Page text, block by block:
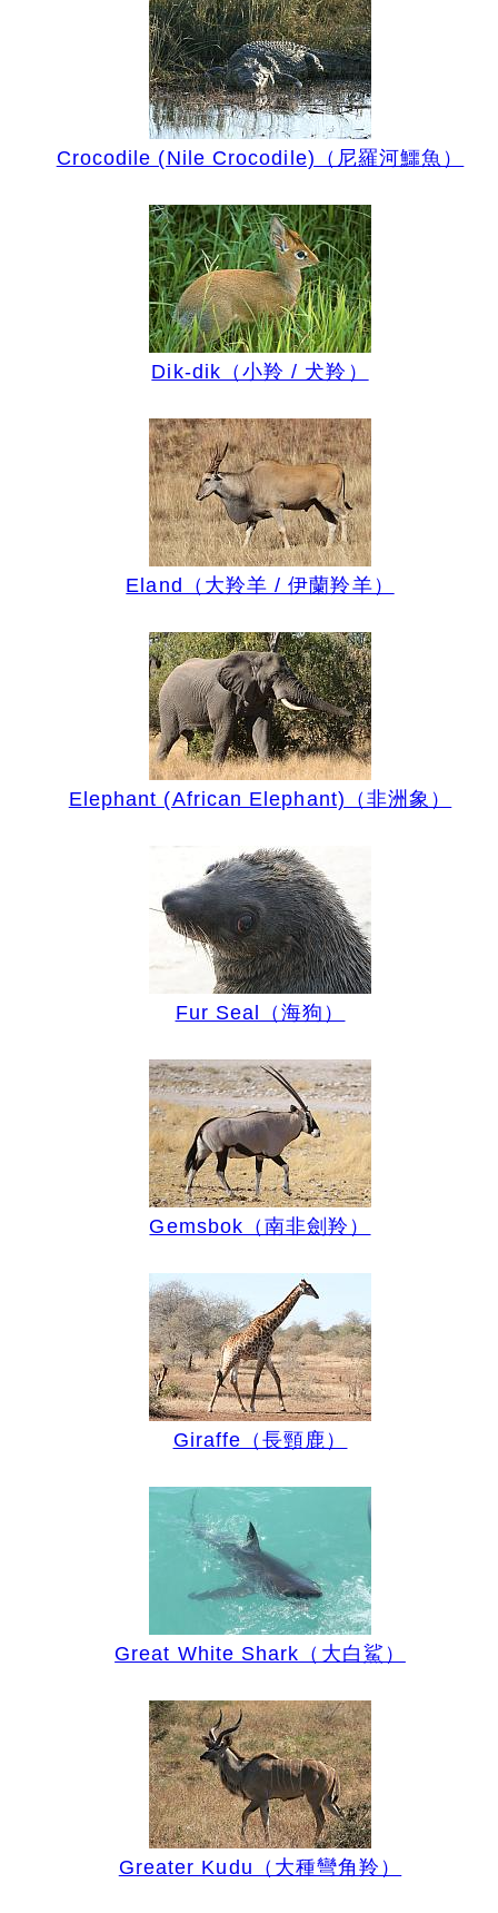
Crocodile (Nile Crocodile)（尼羅河鱷魚）
Dik-dik（小羚 / 犬羚）
Eland（大羚羊 / 伊蘭羚羊）
Elephant (African Elephant)（非洲象）
Fur Seal（海狗）
Gemsbok（南非劍羚）
Giraffe（長頸鹿）
Great White Shark（大白鯊）
Greater Kudu（大種彎角羚）